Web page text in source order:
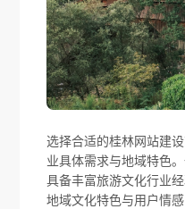
选择合适的桂林网站建
业具体需求与地域特色
具备丰富旅游文化行业
地域文化特色与用户情